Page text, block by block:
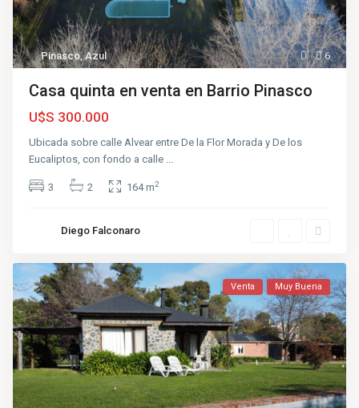
6
Pinasco,Azul
Casa quinta en venta en Barrio Pinasco
U$S 300.000
Ubicada sobre calle Alvear entre De la Flor Morada y De los
Eucaliptos, con fondo a calle ...
3 2 164 m2
Diego Falconaro
Venta Muy Buena